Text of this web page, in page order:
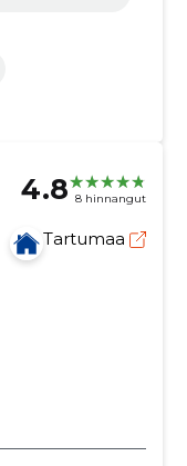
4.8 8 hinnangut
Tartumaa